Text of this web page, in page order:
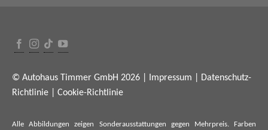
© Autohaus Timmer GmbH 2026 | Impressum
Datenschutz-
Richtlinie
Cookie-Richtlinie
Alle Abbildungen zeigen Sonderausstattungen gegen Mehrpreis. Farben